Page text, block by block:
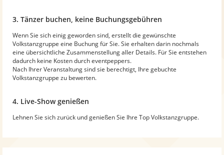
3. Tänzer buchen, keine Buchungsgebühren
Wenn Sie sich einig geworden sind, erstellt die gewünschte
Volkstanzgruppe eine Buchung für Sie. Sie erhalten darin nochmals
eine übersichtliche Zusammenstellung aller Details. Für Sie entstehen
dadurch keine Kosten durch eventpeppers.
Nach Ihrer Veranstaltung sind sie berechtigt, Ihre gebuchte
Volkstanzgruppe zu bewerten.
4. Live-Show genießen
Lehnen Sie sich zurück und genießen Sie Ihre Top Volkstanzgruppe.